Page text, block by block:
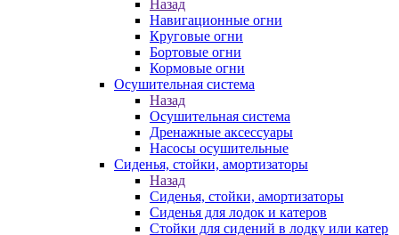
Назад
Навигационные огни
Круговые огни
Бортовые огни
Кормовые огни
Осушительная система
Назад
Осушительная система
Дренажные аксессуары
Насосы осушительные
Сиденья, стойки, амортизаторы
Назад
Сиденья, стойки, амортизаторы
Сиденья для лодок и катеров
Стойки для сидений в лодку или катер